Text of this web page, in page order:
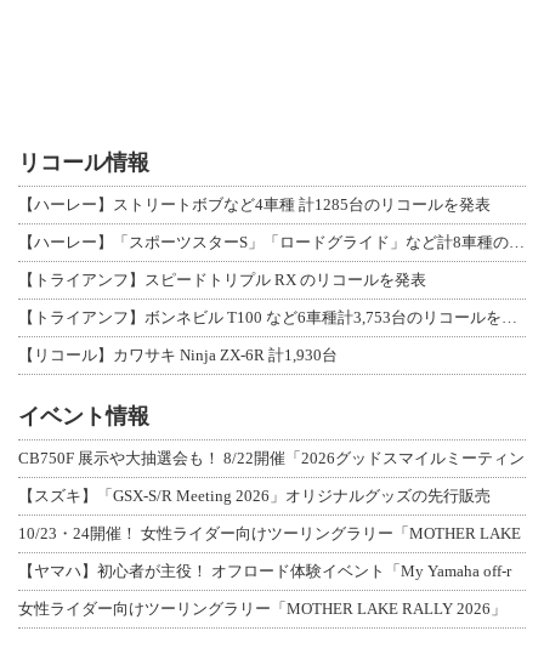
リコール情報
【ハーレー】ストリートボブなど4車種 計1285台のリコールを発表
【トライアンフ】スピードトリプル RX のリコールを発表
【リコール】カワサキ Ninja ZX-6R 計1,930台
イベント情報
CB750F 展示や大抽選会も！ 8/22開催「2026グッドスマイルミーティン
【スズキ】「GSX-S/R Meeting 2026」オリジナルグッズの先行販売
10/23・24開催！ 女性ライダー向けツーリングラリー「MOTHER LAKE
【ヤマハ】初心者が主役！ オフロード体験イベント「My Yamaha off-r
女性ライダー向けツーリングラリー「MOTHER LAKE RALLY 2026」